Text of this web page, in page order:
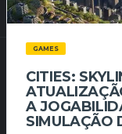
GAMES
CITIES:
A
SIMULAÇÃO